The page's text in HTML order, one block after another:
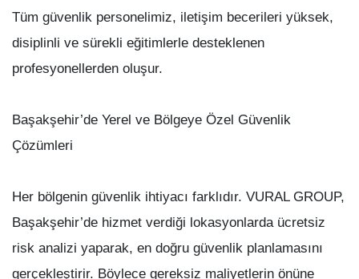
Tüm güvenlik personelimiz, iletişim becerileri yüksek,
disiplinli ve sürekli eğitimlerle desteklenen
profesyonellerden oluşur.
Başakşehir’de Yerel ve Bölgeye Özel Güvenlik
Çözümleri
Her bölgenin güvenlik ihtiyacı farklıdır. VURAL GROUP,
Başakşehir’de hizmet verdiği lokasyonlarda ücretsiz
risk analizi yaparak, en doğru güvenlik planlamasını
gerçekleştirir. Böylece gereksiz maliyetlerin önüne